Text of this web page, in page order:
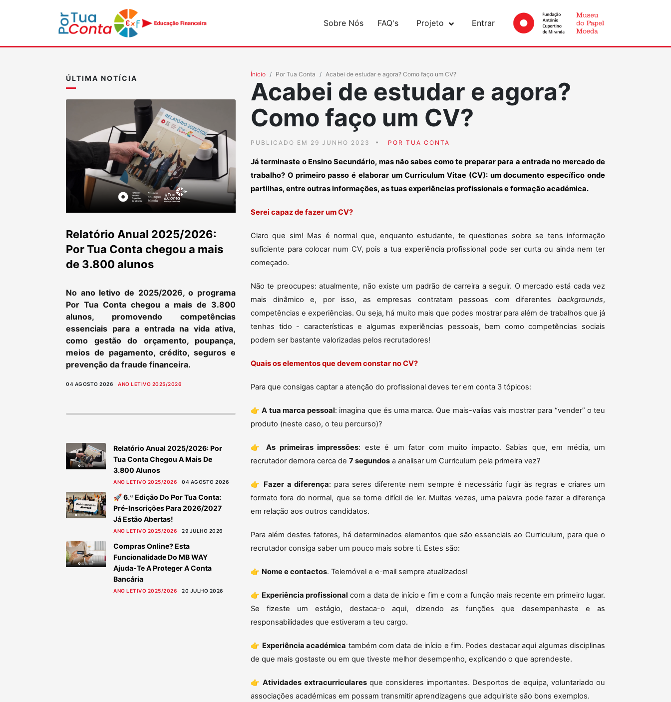
Sobre Nós FAQ's Projeto Entrar
ÚLTIMA NOTÍCIA
Relatório Anual 2025/2026:
Por Tua Conta chegou a mais
de 3.800 alunos
No ano letivo de 2025/2026, o programa
Por Tua Conta chegou a mais de 3.800
alunos, promovendo competências
essenciais para a entrada na vida ativa,
como gestão do orçamento, poupança,
meios de pagamento, crédito, seguros e
prevenção da fraude financeira.
04 AGOSTO 2026 ANO LETIVO 2025/2026
Relatório Anual 2025/2026: Por
Tua Conta Chegou A Mais De
3.800 Alunos
ANO LETIVO 2025/2026 04 AGOSTO 2026
🚀 6.ª Edição Do Por Tua Conta:
Pré-Inscrições Para 2026/2027
Já Estão Abertas!
ANO LETIVO 2025/2026 29 JULHO 2026
Compras Online? Esta
Funcionalidade Do MB WAY
Ajuda-Te A Proteger A Conta
Bancária
ANO LETIVO 2025/2026 20 JULHO 2026
Ínicio Por Tua Conta Acabei de estudar e agora? Como faço um CV?
Acabei de estudar e agora?
Como faço um CV?
PUBLICADO EM 29 JUNHO 2023 POR TUA CONTA
Já terminaste o Ensino Secundário, mas não sabes como te preparar para a entrada no mercado de
trabalho? O primeiro passo é elaborar um Curriculum Vitae (CV): um documento específico onde
partilhas, entre outras informações, as tuas experiências profissionais e formação académica.
Serei capaz de fazer um CV?
Claro que sim! Mas é normal que, enquanto estudante, te questiones sobre se tens informação
suficiente para colocar num CV, pois a tua experiência profissional pode ser curta ou ainda nem ter
começado.
Não te preocupes: atualmente, não existe um padrão de carreira a seguir. O mercado está cada vez
mais dinâmico e, por isso, as empresas contratam pessoas com diferentes backgrounds,
competências e experiências. Ou seja, há muito mais que podes mostrar para além de trabalhos que já
tenhas tido - características e algumas experiências pessoais, bem como competências sociais
podem ser bastante valorizadas pelos recrutadores!
Quais os elementos que devem constar no CV?
Para que consigas captar a atenção do profissional deves ter em conta 3 tópicos:
👉A tua marca pessoal: imagina que és uma marca. Que mais-valias vais mostrar para “vender” o teu
produto (neste caso, o teu percurso)?
👉 As primeiras impressões: este é um fator com muito impacto. Sabias que, em média, um
recrutador demora cerca de 7 segundos a analisar um Curriculum pela primeira vez?
👉 Fazer a diferença: para seres diferente nem sempre é necessário fugir às regras e criares um
formato fora do normal, que se torne difícil de ler. Muitas vezes, uma palavra pode fazer a diferença
em relação aos outros candidatos.
Para além destes fatores, há determinados elementos que são essenciais ao Curriculum, para que o
recrutador consiga saber um pouco mais sobre ti. Estes são:
👉 Nome e contactos. Telemóvel e e-mail sempre atualizados!
👉 Experiência profissional com a data de início e fim e com a função mais recente em primeiro lugar.
Se fizeste um estágio, destaca-o aqui, dizendo as funções que desempenhaste e as
responsabilidades que estiveram a teu cargo.
👉 Experiência académica também com data de início e fim. Podes destacar aqui algumas disciplinas
de que mais gostaste ou em que tiveste melhor desempenho, explicando o que aprendeste.
👉Atividades extracurricularesque consideres importantes. Desportos de equipa, voluntariado ou
associações académicas em possam transmitir aprendizagens que adquiriste são bons exemplos.